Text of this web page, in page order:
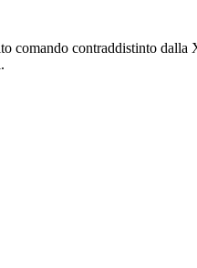
comando contraddistinto